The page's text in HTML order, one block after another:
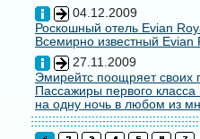
04.12.2009
Роскошный отель Evian
Всемирно известный
27.11.2009
Эмирейтс поощряет своих
Пассажиры первого
на одну ночь в любом из